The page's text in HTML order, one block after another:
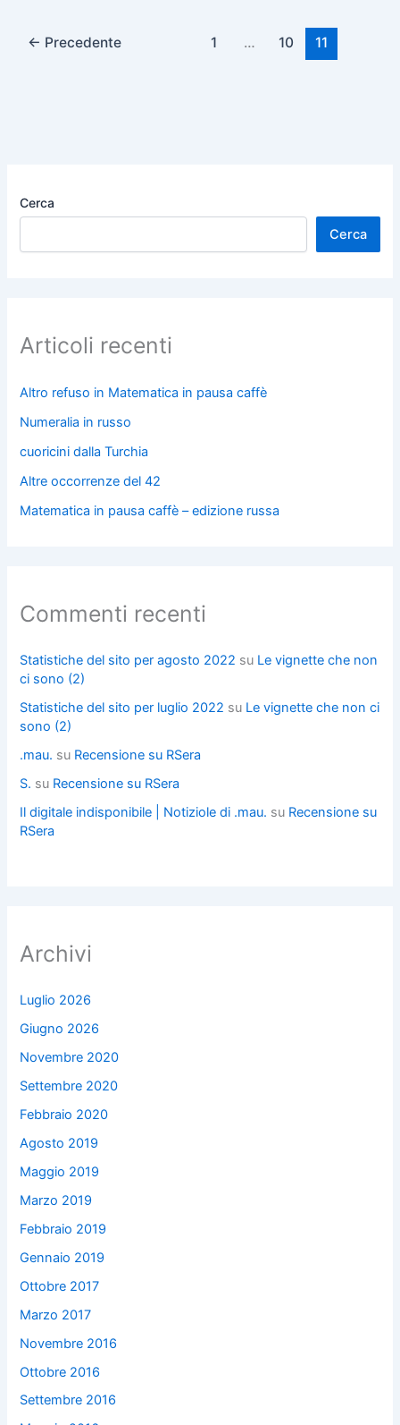
b d
← Precedente 1 … 10 11
Cerca
Cerca
Articoli recenti
Altro refuso in Matematica in pausa caffè
Numeralia in russo
cuoricini dalla Turchia
Altre occorrenze del 42
Matematica in pausa caffè – edizione russa
Commenti recenti
Statistiche del sito per agosto 2022 su Le vignette che non
ci sono (2)
Statistiche del sito per luglio 2022 su Le vignette che non ci
sono (2)
.mau. su Recensione su RSera
S. su Recensione su RSera
Il digitale indisponibile | Notiziole di .mau. su Recensione su
RSera
Archivi
Luglio 2026
Giugno 2026
Novembre 2020
Settembre 2020
Febbraio 2020
Agosto 2019
Maggio 2019
Marzo 2019
Febbraio 2019
Gennaio 2019
Ottobre 2017
Marzo 2017
Novembre 2016
Ottobre 2016
Settembre 2016